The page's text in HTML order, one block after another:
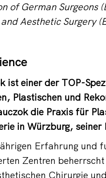
of German Surgeons
Aesthetic Surgery
ist einer der TOP-
Plastischen und
die Praxis für
in Würzburg, seiner
Erfahrung und
Zentren
Chirurgie